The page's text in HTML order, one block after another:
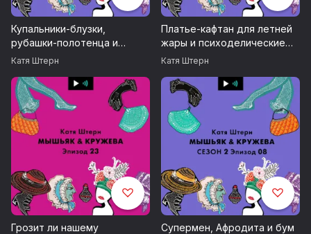
Купальники-блузки,
рубашки-полотенца и
трусы почти на голове
Катя Штерн
Платье-кафтан для летней
жары и психоделические
движущиеся принты!
Катя Штерн
Грозит ли нашему
Супермен, Афродита и бум